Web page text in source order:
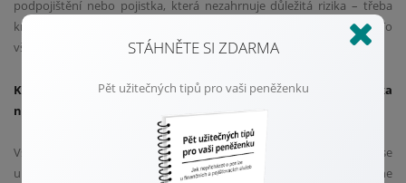
podpojištění nebo pojistka, která nezahrnuje důležitá rizika – třeba
krádež ze sklepa, vandalismus nebo přepětí v elektrické síti. To
všechno může v případě pojistné události znamenat velké zklamání.
Když nastane škoda: Proč může být online pojistka
nedostatečná
Vše vypadá dobře, dokud se něco nestane. Teprve ve chvíli škody se
ukáže, co pojistka opravdu kryje. Mnohdy pak můžete zjistit, že online
STÁHNĚTE SI ZDARMA
Pět užitečných tipů pro vaši peněženku